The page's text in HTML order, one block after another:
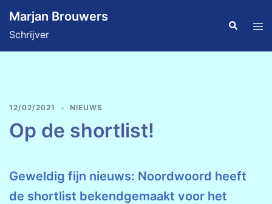
naar
de
inhoud
Marjan Brouwers
Schrijver
Zoeken
12/02/2021 NIEUWS
Op de shortlist!
Geweldig fijn nieuws: Noordwoord heeft
de shortlist bekendgemaakt voor het